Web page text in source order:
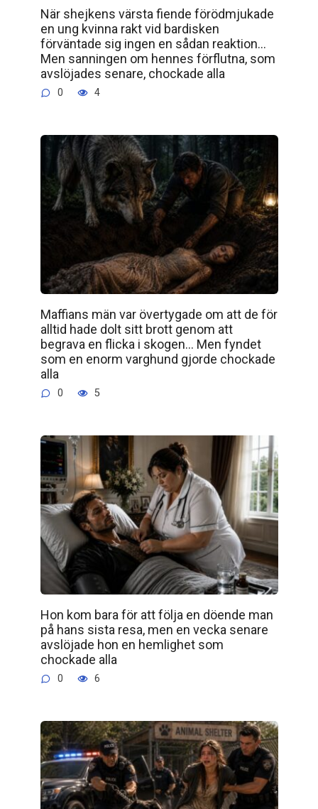
När shejkens värsta fiende förödmjukade
en ung kvinna rakt vid bardisken
förväntade sig ingen en sådan reaktion…
Men sanningen om hennes förflutna, som
avslöjades senare, chockade alla
0 4
Maffians män var övertygade om att de för
alltid hade dolt sitt brott genom att
begrava en flicka i skogen… Men fyndet
som en enorm varghund gjorde chockade
alla
0 5
Hon kom bara för att följa en döende man
på hans sista resa, men en vecka senare
avslöjade hon en hemlighet som
chockade alla
0 6